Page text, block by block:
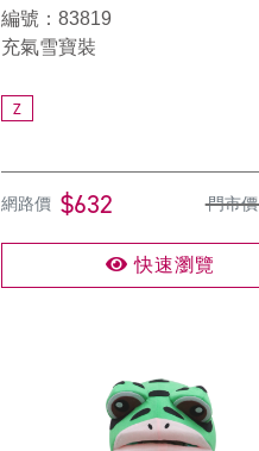
編號：83819
充氣雪寶裝
Z
網路價 $632 門市價
快速瀏覽